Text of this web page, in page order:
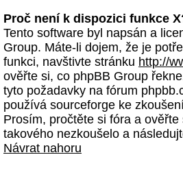
Proč není k dispozici funkce
Tento software byl napsán a
Group. Máte-li dojem, že je
funkci, navštivte stránku http://
ověřte si, co phpBB Group
tyto požadavky na fórum
používá sourceforge ke
Prosím, pročtěte si fóra a
takového nezkoušelo a
Návrat nahoru